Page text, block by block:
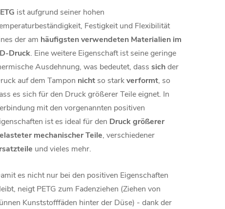
ist aufgrund seiner hohen
Festigkeit und Flexibilität
der am häufigsten verwendeten Materialien im
Druck. Eine weitere Eigenschaft ist seine geringe
Ausdehnung, was bedeutet, dass sichder
auf dem Tampon nicht so starkverformt, so
es sich für den Druck größerer Teile eignet. In
mit den vorgenannten positiven
ist es ideal für den Druck größerer
mechanischer Teile, verschiedener
und vieles mehr.
es nicht nur bei den positiven Eigenschaften
neigt PETG zum Fadenziehen (Ziehen von
Kunststofffäden hinter der Düse) - dank der